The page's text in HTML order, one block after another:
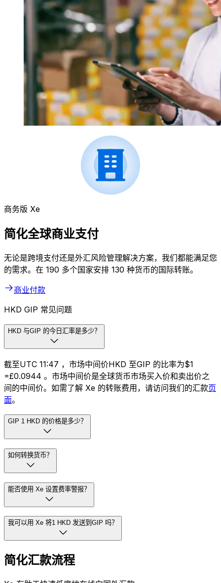
商务版 Xe
简化全球商业支付
无论是跨境支付还是外汇风险管理解决方案，我们都能满足您
的需求。在 190 多个国家安排 130 种货币的国际转账。
商业付款
HKD GIP 常见问题
HKD 与GIP 的今日汇率是多少？
截至UTC 11:47 ，市场中间价HKD 至GIP 的比率为$1
=£0.0944 。市场中间价是全球货币市场买入价和卖出价之
间的中间价。如需了解 Xe 的转账费用，请访问我们的汇款页
面。
GIP 1 HKD 的价格是多少？
如何转换货币？
能否使用 Xe 设置费率警报？
我可以用 Xe 将1 HKD 发送到GIP 吗？
简化汇款流程